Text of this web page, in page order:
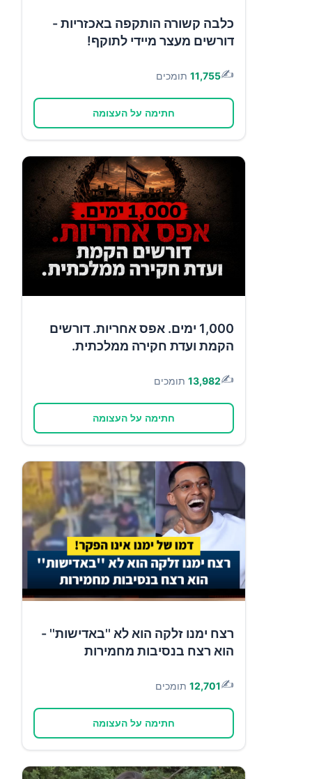
כלבה קשורה הותקפה באכזריות -
דורשים מעצר מיידי לתוקף!
✍️
11,755 תומכים
חתימה על העצומה
1,000 ימים. אפס אחריות. דורשים
הקמת ועדת חקירה ממלכתית.
✍️
13,982 תומכים
חתימה על העצומה
רצח ימנו זלקה הוא לא ''באדישות'' -
הוא רצח בנסיבות מחמירות
✍️
12,701 תומכים
חתימה על העצומה